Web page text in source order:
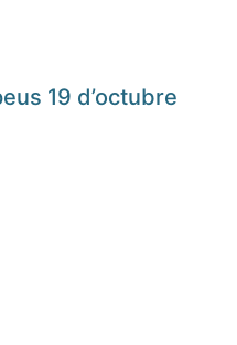
19 d’octubre